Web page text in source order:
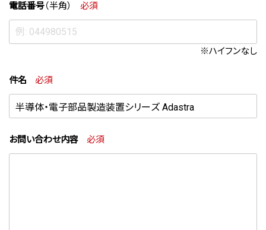
電話番号（半角） 必須
※ハイフンなし
件名 必須
お問い合わせ内容 必須